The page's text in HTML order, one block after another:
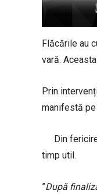
Flăcările au
vară.
Prin
manifestă
Din
timp util.
”După